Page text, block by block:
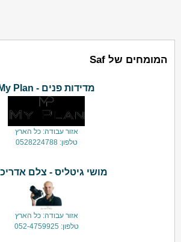
המומחים של Saf
מדידות פנים - My Plan
אזור עבודה: כל הארץ
טלפון: 0528224788
מושי גיטליס - צלם
אזור עבודה: כל הארץ
טלפון: 052-4759925